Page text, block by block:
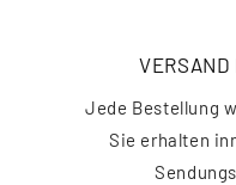
Jede Bestellung
Sie erhalten